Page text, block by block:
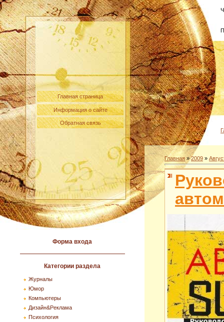
Главная страница
Информация о сайте
Обратная связь
Форма входа
Категории раздела
Журналы
Юмор
Компьютеры
Дизайн&Реклама
Психология
Главная »2009 »